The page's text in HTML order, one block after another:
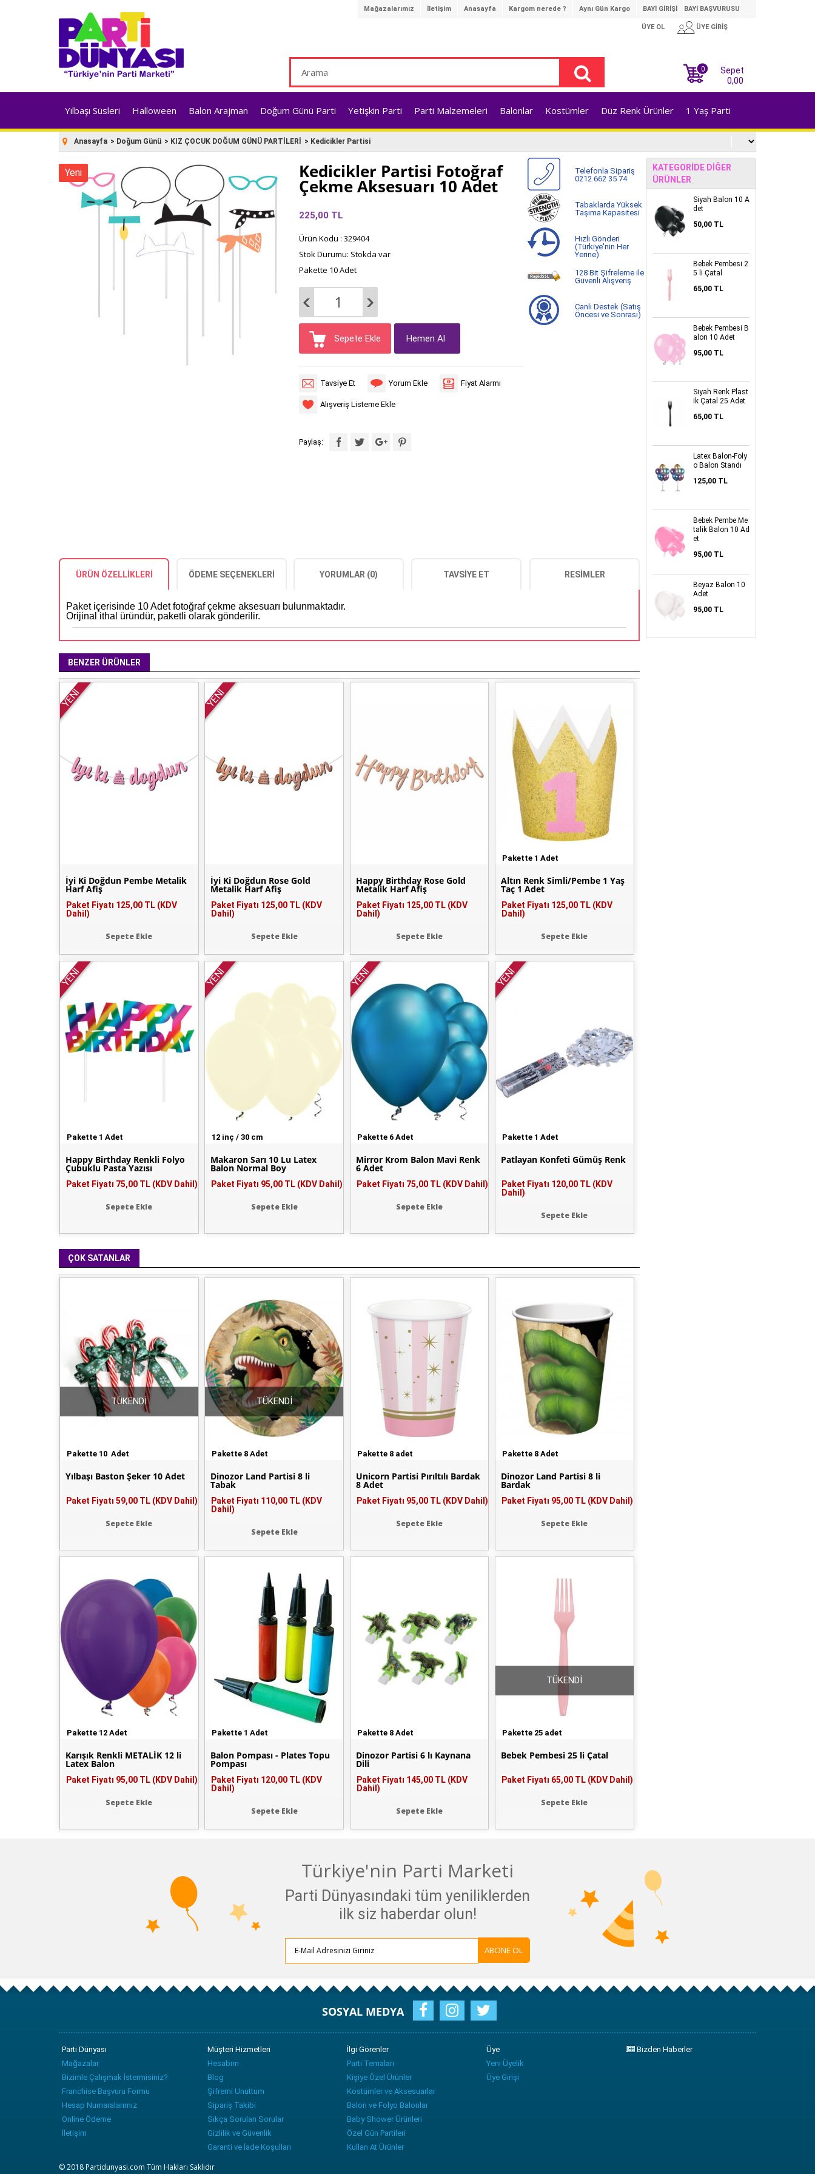
Mağazalarımız İletişim Anasayfa Kargom nerede ? Aynı Gün Kargo BAYİ GİRİŞİ BAYİ BAŞVURUSU
ÜYE GİRİŞ
ÜYE OL
Sepet
0
0,00
Yılbaşı Süsleri Halloween Balon Arajman Doğum Günü Parti Yetişkin Parti Parti Malzemeleri Balonlar Kostümler Düz Renk Ürünler 1 Yaş Parti
Anasayfa > Doğum Günü > KIZ ÇOCUK DOĞUM GÜNÜ PARTİLERİ > Kedicikler Partisi
Yeni Kedicikler Partisi Fotoğraf
Çekme Aksesuarı 10 Adet
225,00 TL
Ürün Kodu : 329404
Stok Durumu: Stokda var
Pakette 10 Adet
Sepete Ekle Hemen Al
Tavsiye Et Yorum Ekle Fiyat Alarmı
Alışveriş Listeme Ekle
Paylaş:
Telefonla Sipariş
0212 662 35 74
Tabaklarda Yüksek
Taşıma Kapasitesi
Hızlı Gönderi
(Türkiye'nin Her
Yerine)
128 Bit Şifreleme ile
Güvenli Alışveriş
Canlı Destek (Satış
Öncesi ve Sonrası)
ÜRÜN ÖZELLIKLERI ÖDEME SEÇENEKLERI YORUMLAR (0) TAVSIYE ET RESIMLER
Paket içerisinde 10 Adet fotoğraf çekme aksesuarı bulunmaktadır.
Orijinal ithal üründür, paketli olarak gönderilir.
BENZER ÜRÜNLER
YENİ
İyi Ki Doğdun Pembe Metalik
Harf Afiş
Paket Fiyatı 125,00 TL (KDV
Dahil)
Sepete Ekle
YENİ
İyi Ki Doğdun Rose Gold
Metalik Harf Afiş
Paket Fiyatı 125,00 TL (KDV
Dahil)
Sepete Ekle
Happy Birthday Rose Gold
Metalik Harf Afiş
Paket Fiyatı 125,00 TL (KDV
Dahil)
Sepete Ekle
Pakette 1 Adet
Altın Renk Simli/Pembe 1 Yaş
Taç 1 Adet
Paket Fiyatı 125,00 TL (KDV
Dahil)
Sepete Ekle
Pakette 1 Adet
YENİ
Happy Birthday Renkli Folyo
Çubuklu Pasta Yazısı
Paket Fiyatı 75,00 TL (KDV Dahil)
Sepete Ekle
12 inç / 30 cm
YENİ
Makaron Sarı 10 Lu Latex
Balon Normal Boy
Paket Fiyatı 95,00 TL (KDV Dahil)
Sepete Ekle
Pakette 6 Adet
YENİ
Mirror Krom Balon Mavi Renk
6 Adet
Paket Fiyatı 75,00 TL (KDV Dahil)
Sepete Ekle
Pakette 1 Adet
YENİ
Patlayan Konfeti Gümüş Renk
Paket Fiyatı 120,00 TL (KDV
Dahil)
Sepete Ekle
ÇOK SATANLAR
Pakette 10 Adet
Yılbaşı Baston Şeker 10 Adet
Paket Fiyatı 59,00 TL (KDV Dahil)
Sepete Ekle
TÜKENDİ
Pakette 8 Adet
Dinozor Land Partisi 8 li
Tabak
Paket Fiyatı 110,00 TL (KDV
Dahil)
Sepete Ekle
TÜKENDİ
Pakette 8 adet
Unicorn Partisi Pırıltılı Bardak
8 Adet
Paket Fiyatı 95,00 TL (KDV Dahil)
Sepete Ekle
Pakette 8 Adet
Dinozor Land Partisi 8 li
Bardak
Paket Fiyatı 95,00 TL (KDV Dahil)
Sepete Ekle
Pakette 12 Adet
Karışık Renkli METALİK 12 li
Latex Balon
Paket Fiyatı 95,00 TL (KDV Dahil)
Sepete Ekle
Pakette 1 Adet
Balon Pompası - Plates Topu
Pompası
Paket Fiyatı 120,00 TL (KDV
Dahil)
Sepete Ekle
Pakette 8 Adet
Dinozor Partisi 6 lı Kaynana
Dili
Paket Fiyatı 145,00 TL (KDV
Dahil)
Sepete Ekle
Pakette 25 adet
Bebek Pembesi 25 li Çatal
Paket Fiyatı 65,00 TL (KDV Dahil)
Sepete Ekle
TÜKENDİ
KATEGORIDE DIĞER
ÜRÜNLER
Siyah Balon 10 A
det
50,00 TL
Bebek Pembesi 2
5 li Çatal
65,00 TL
Bebek Pembesi B
alon 10 Adet
95,00 TL
Siyah Renk Plast
ik Çatal 25 Adet
65,00 TL
Latex Balon-Foly
o Balon Standı
125,00 TL
Bebek Pembe Me
talik Balon 10 Ad
et
95,00 TL
Beyaz Balon 10
Adet
95,00 TL
Türkiye'nin Parti Marketi
Parti Dünyasındaki tüm yeniliklerden
ilk siz haberdar olun!
ABONE OL
SOSYAL MEDYA
Parti Dünyası
Mağazalar
Bizimle Çalışmak İstermisiniz?
Franchise Başvuru Formu
Hesap Numaralarımız
Online Ödeme
İletişim
Müşteri Hizmetleri
Hesabım
Blog
Şifremi Unuttum
Sipariş Takibi
Sıkça Sorulan Sorular
Gizlilik ve Güvenlik
Garanti ve İade Koşulları
İlgi Görenler
Parti Temaları
Kişiye Özel Ürünler
Kostümler ve Aksesuarlar
Balon ve Folyo Balonlar
Baby Shower Ürünleri
Özel Gün Partileri
Kullan At Ürünler
Üye
Yeni Üyelik
Üye Girişi
Bizden Haberler
© 2018 Partidunyasi.com Tüm Hakları Saklıdır